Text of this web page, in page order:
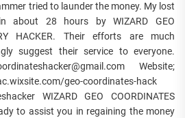
tried to launder the money. My lost
about 28 hours by WIZARD GEO
HACKER. Their efforts are much
suggest their service to everyone.
Website;
geo-coordinates-hack
WIZARD GEO COORDINATES
to assist you in regaining the money